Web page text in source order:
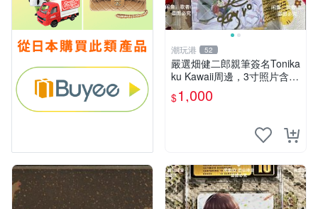
潮玩港 52
嚴選畑健二郎親筆簽名Tonika
ku Kawaii周邊，3寸照片含原
裝卡匣。收藏家直供，保真可
靠。 Tonikaku Kawaii 畑健二
$1,000